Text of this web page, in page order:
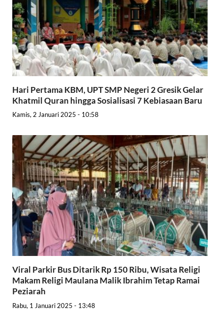
Hari Pertama KBM, UPT SMP Negeri 2 Gresik Gelar
Khatmil Quran hingga Sosialisasi 7 Kebiasaan Baru
Kamis, 2 Januari 2025 - 10:58
Viral Parkir Bus Ditarik Rp 150 Ribu, Wisata Religi
Makam Religi Maulana Malik Ibrahim Tetap Ramai
Peziarah
Rabu, 1 Januari 2025 - 13:48